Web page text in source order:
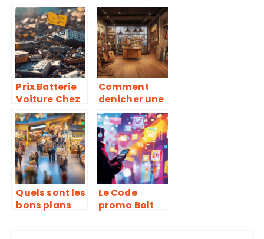
d’entamer
l’amenageme
nt de votre
cuisine
d’opter pour
les courses
en ligne et les
astuces pour
economiser
Prix Batterie
Voiture Chez
un Ferrailleur
: Comment
Négocier et
Valoriser
votre Batterie
Usagée
Comment
denicher une
guitare
acoustique
pas chere et
legere : nos
bons plans
Quels sont les
bons plans
Le Code
promo Bolt